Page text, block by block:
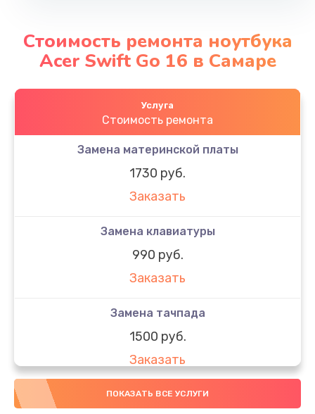
Стоимость ремонта ноутбука
Acer Swift Go 16 в Самаре
Услуга
Стоимость ремонта
Замена материнской платы
1730 руб.
Заказать
Замена клавиатуры
990 руб.
Заказать
Замена тачпада
1500 руб.
Заказать
Замена южного моста
ПОКАЗАТЬ ВСЕ УСЛУГИ